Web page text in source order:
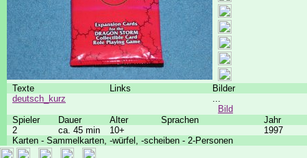
Texte Links
Bilder
deutsch_kurz
...
Bild
Spieler
Dauer Alter Sprachen
Jahr
2
ca. 45 min 10+
1997
Karten - Sammelkarten, -würfel, -scheiben - 2-Personen